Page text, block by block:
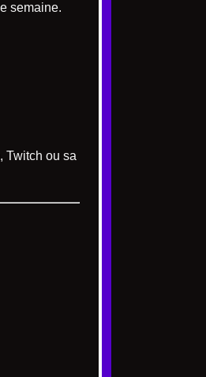
semaine.
Twitch ou sa